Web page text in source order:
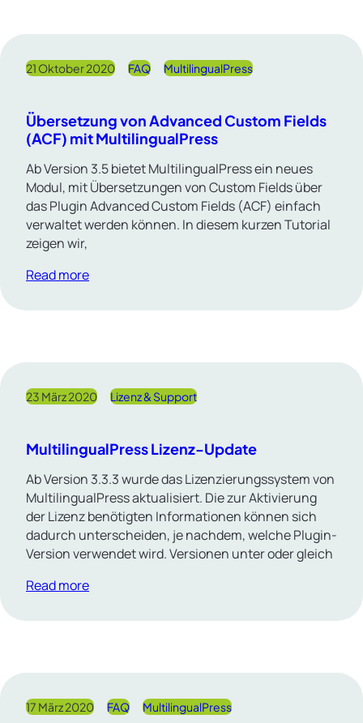
21 Oktober 2020 FAQ MultilingualPress
Übersetzung von Advanced Custom Fields
(ACF) mit MultilingualPress
Ab Version 3.5 bietet MultilingualPress ein neues
Modul, mit Übersetzungen von Custom Fields über
das Plugin Advanced Custom Fields (ACF) einfach
verwaltet werden können. In diesem kurzen Tutorial
zeigen wir,
Read more
23 März 2020 Lizenz & Support
MultilingualPress Lizenz-Update
Ab Version 3.3.3 wurde das Lizenzierungssystem von
MultilingualPress aktualisiert. Die zur Aktivierung
der Lizenz benötigten Informationen können sich
dadurch unterscheiden, je nachdem, welche Plugin-
Version verwendet wird. Versionen unter oder gleich
Read more
17 März 2020 FAQ MultilingualPress